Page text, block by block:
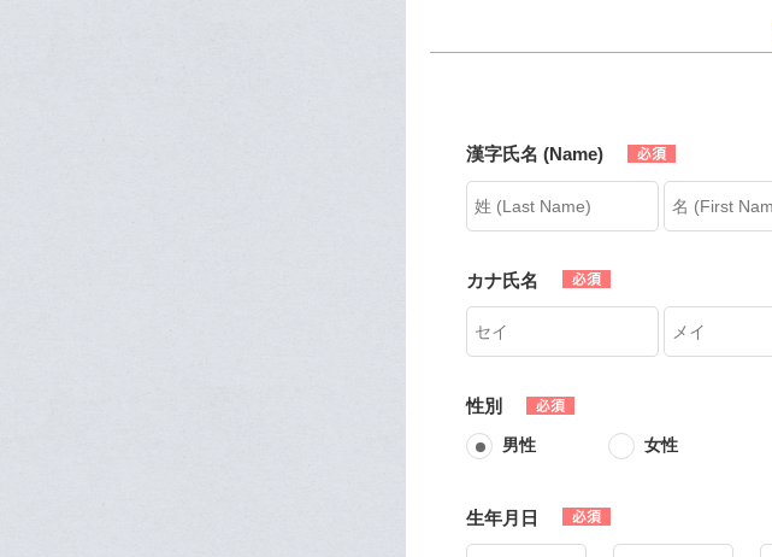
漢字氏名 (Name)
カナ氏名
性別
男性 女性
生年月日